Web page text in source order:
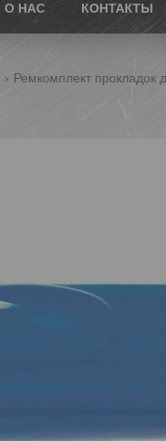
О НАС КОНТАКТЫ
Ремкомплект прокладок